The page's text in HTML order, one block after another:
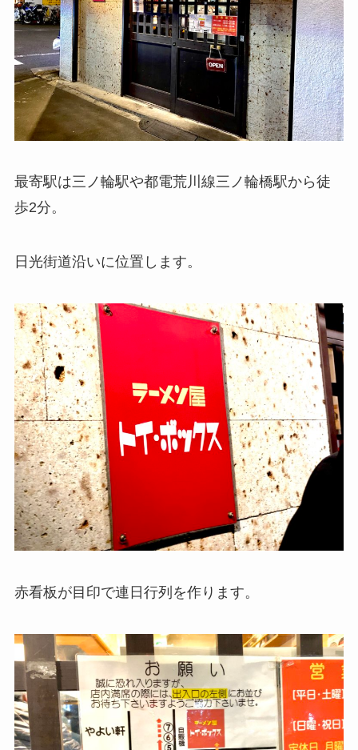
最寄駅は三ノ輪駅や都電荒川線三ノ輪橋駅から徒
歩2分。
日光街道沿いに位置します。
赤看板が目印で連日行列を作ります。